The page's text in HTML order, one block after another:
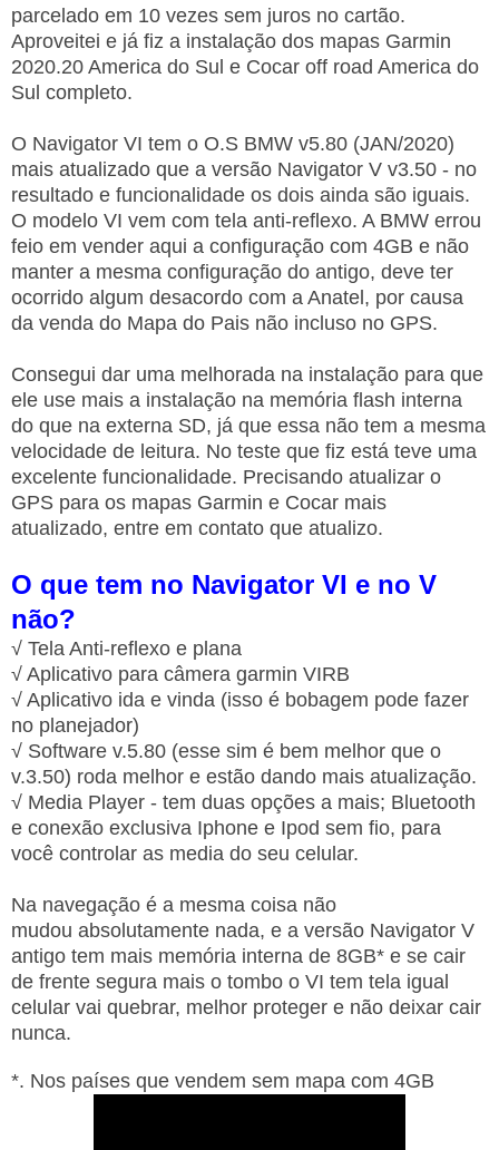
parcelado em 10 vezes sem juros no cartão.
Aproveitei e já fiz a instalação dos mapas Garmin
2020.20 America do Sul e Cocar off road America do
Sul completo.
O Navigator VI tem o O.S BMW v5.80 (JAN/2020)
mais atualizado que a versão Navigator V v3.50 - no
resultado e funcionalidade os dois ainda são iguais.
O modelo VI vem com tela anti-reflexo. A BMW errou
feio em vender aqui a configuração com 4GB e não
manter a mesma configuração do antigo, deve ter
ocorrido algum desacordo com a Anatel, por causa
da venda do Mapa do Pais não incluso no GPS.
Consegui dar uma melhorada na instalação para que
ele use mais a instalação na memória flash interna
do que na externa SD, já que essa não tem a mesma
velocidade de leitura. No teste que fiz está teve uma
excelente funcionalidade. Precisando atualizar o
GPS para os mapas Garmin e Cocar mais
atualizado, entre em contato que atualizo.
O que tem no Navigator VI e no V
não?
√ Tela Anti-reflexo e plana
√ Aplicativo para câmera garmin VIRB
√ Aplicativo ida e vinda (isso é bobagem pode fazer
no planejador)
√ Software v.5.80 (esse sim é bem melhor que o
v.3.50) roda melhor e estão dando mais atualização.
√ Media Player - tem duas opções a mais; Bluetooth
e conexão exclusiva Iphone e Ipod sem fio, para
você controlar as media do seu celular.
Na navegação é a mesma coisa não
mudou absolutamente nada, e a versão Navigator V
antigo tem mais memória interna de 8GB* e se cair
de frente segura mais o tombo o VI tem tela igual
celular vai quebrar, melhor proteger e não deixar cair
nunca.
*. Nos países que vendem sem mapa com 4GB